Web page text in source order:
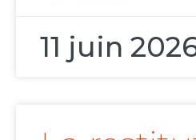
11 juin